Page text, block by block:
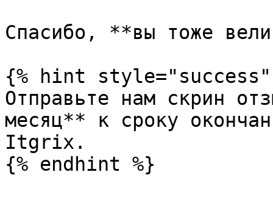
Спасибо, **вы тоже
{% hint style="success"
Отправьте нам скрин
месяц** к сроку
Itgrix.